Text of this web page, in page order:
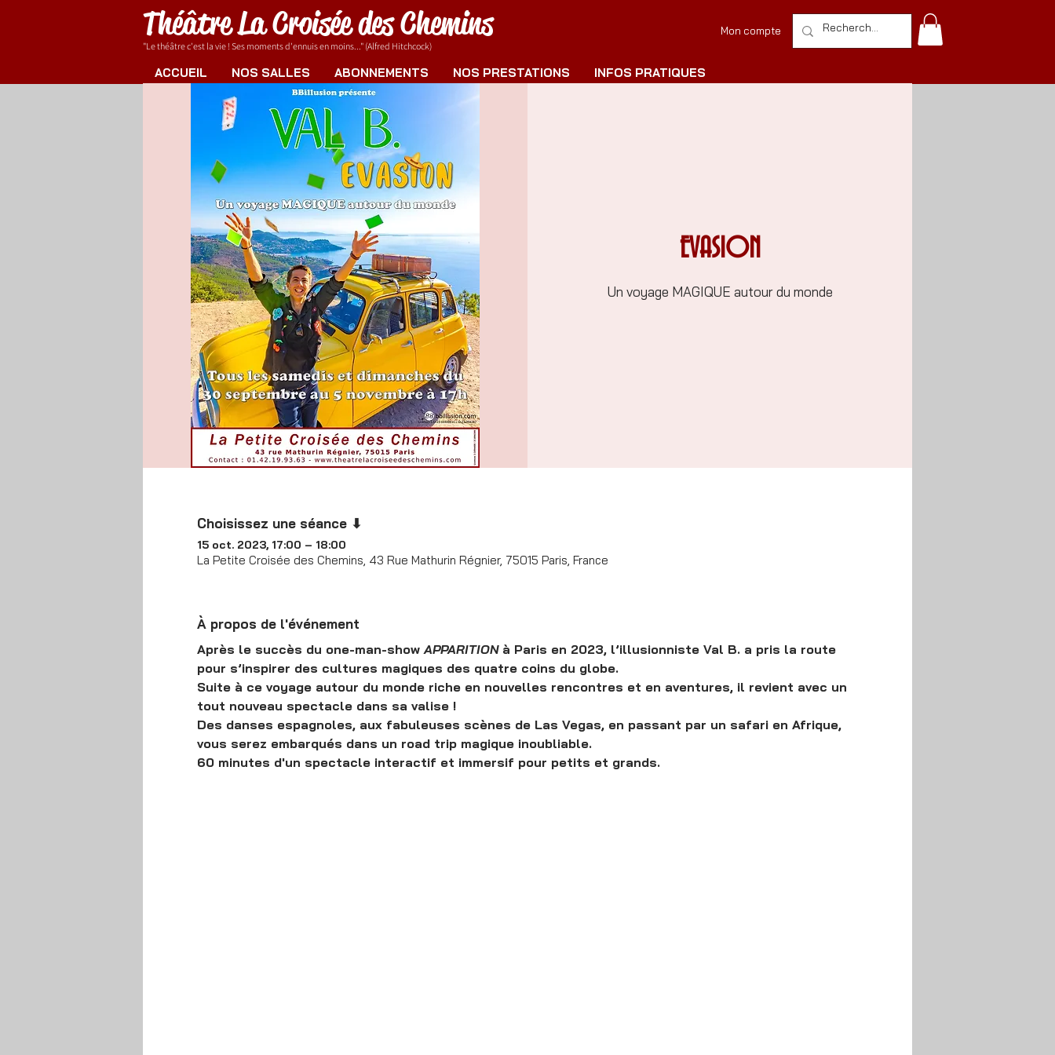
Théâtre La Croisée des Chemins
"Le théâtre c'est la vie ! Ses moments d'ennuis en moins..." (Alfred Hitchcock)
Mon compte
ACCUEIL NOS SALLES ABONNEMENTS NOS PRESTATIONS INFOS PRATIQUES
EVASION
Un voyage MAGIQUE autour du monde
Choisissez une séance ⬇
15 oct. 2023, 17:00 – 18:00
La Petite Croisée des Chemins, 43 Rue Mathurin Régnier, 75015 Paris, France
À propos de l'événement
Après le succès du one-man-show APPARITION à Paris en 2023, l’illusionniste Val B. a pris la route
pour s’inspirer des cultures magiques des quatre coins du globe.
Suite à ce voyage autour du monde riche en nouvelles rencontres et en aventures, il revient avec un
tout nouveau spectacle dans sa valise !
Des danses espagnoles, aux fabuleuses scènes de Las Vegas, en passant par un safari en Afrique,
vous serez embarqués dans un road trip magique inoubliable.
60 minutes d'un spectacle interactif et immersif pour petits et grands.